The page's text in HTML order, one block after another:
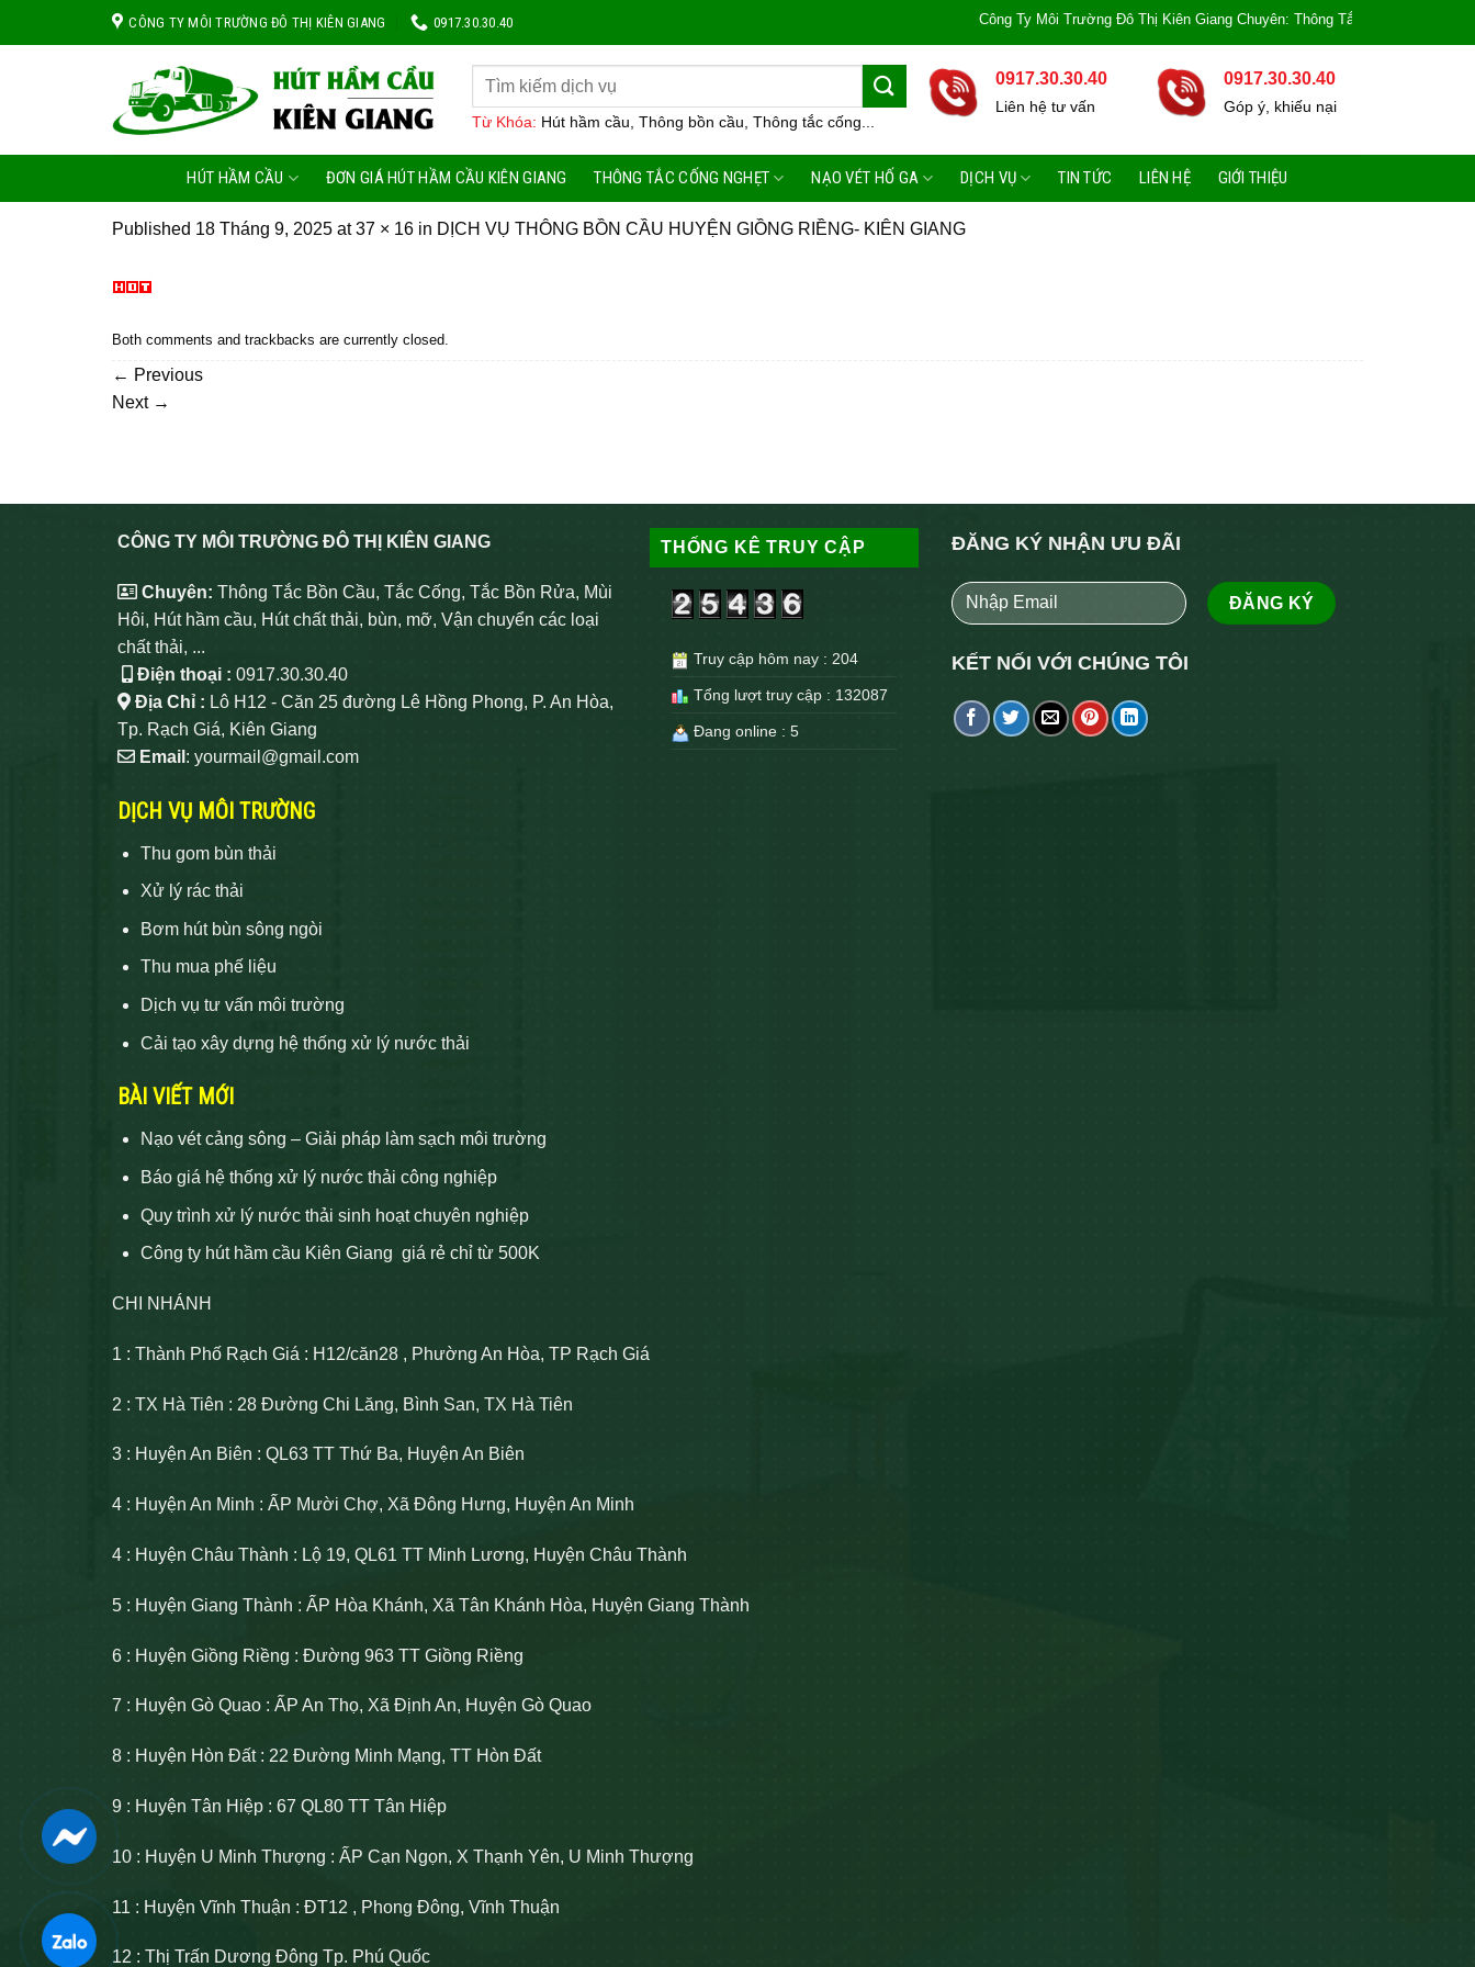
CÔNG TY MÔI TRƯỜNG ĐÔ THỊ KIÊN GIANG 0917.30.30.40 Công Ty Môi Trường Đô Thị Kiên Giang Chuyên: Thông Tắc Bồn Cầu, Tắc Cống,
Từ Khóa: Hút hầm cầu, Thông bồn cầu, Thông tắc cống...
0917.30.30.40
Liên hệ tư vấn
0917.30.30.40
Góp ý, khiếu nại
HÚT HẦM CẦU ĐƠN GIÁ HÚT HẦM CẦU KIÊN GIANG THÔNG TẮC CỐNG NGHẸT NẠO VÉT HỐ GA DỊCH VỤ TIN TỨC LIÊN HỆ GIỚI THIỆU
Published 18 Tháng 9, 2025 at37 × 16 in DỊCH VỤ THÔNG BỒN CẦU HUYỆN GIỒNG RIỀNG- KIÊN GIANG
Both comments and trackbacks are currently closed.
← Previous
Next →
CÔNG TY MÔI TRƯỜNG ĐÔ THỊ KIÊN GIANG
Chuyên: Thông Tắc Bồn Cầu, Tắc Cống, Tắc Bồn Rửa, Mùi
Hôi, Hút hầm cầu, Hút chất thải, bùn, mỡ, Vận chuyển các loại
chất thải, ...
Điện thoại : 0917.30.30.40
Địa Chỉ : Lô H12 - Căn 25 đường Lê Hồng Phong, P. An Hòa,
Tp. Rạch Giá, Kiên Giang
Email : yourmail@gmail.com
DỊCH VỤ MÔI TRƯỜNG
Thu gom bùn thải
Xử lý rác thải
Bơm hút bùn sông ngòi
Thu mua phế liệu
Dịch vụ tư vấn môi trường
Cải tạo xây dựng hệ thống xử lý nước thải
BÀI VIẾT MỚI
Nạo vét cảng sông – Giải pháp làm sạch môi trường
Báo giá hệ thống xử lý nước thải công nghiệp
Quy trình xử lý nước thải sinh hoạt chuyên nghiệp
Công ty hút hầm cầu Kiên Giang giá rẻ chỉ từ 500K
THỐNG KÊ TRUY CẬP
Truy cập hôm nay : 204
Tổng lượt truy cập : 132087
Đang online : 5
ĐĂNG KÝ NHẬN ƯU ĐÃI
KẾT NỐI VỚI CHÚNG TÔI
CHI NHÁNH
1 : Thành Phố Rạch Giá : H12/căn28 , Phường An Hòa, TP Rạch Giá
2 : TX Hà Tiên : 28 Đường Chi Lăng, Bình San, TX Hà Tiên
3 : Huyện An Biên : QL63 TT Thứ Ba, Huyện An Biên
4 : Huyện An Minh : ẤP Mười Chợ, Xã Đông Hưng, Huyện An Minh
4 : Huyện Châu Thành : Lộ 19, QL61 TT Minh Lương, Huyện Châu Thành
5 : Huyện Giang Thành : ẤP Hòa Khánh, Xã Tân Khánh Hòa, Huyện Giang Thành
6 : Huyện Giồng Riềng : Đường 963 TT Giồng Riềng
7 : Huyện Gò Quao : ẤP An Thọ, Xã Định An, Huyện Gò Quao
8 : Huyện Hòn Đất : 22 Đường Minh Mạng, TT Hòn Đất
9 : Huyện Tân Hiệp : 67 QL80 TT Tân Hiệp
10 : Huyện U Minh Thượng : ẤP Cạn Ngọn, X Thạnh Yên, U Minh Thượng
11 : Huyện Vĩnh Thuận : ĐT12 , Phong Đông, Vĩnh Thuận
12 : Thị Trấn Dương Đông Tp. Phú Quốc